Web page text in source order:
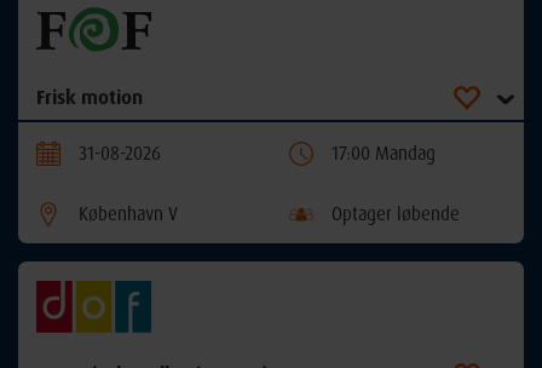
Frisk motion
31-08-2026 17:00 Mandag
København V Optager løbende